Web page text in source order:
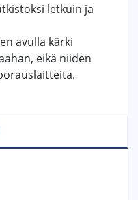
letkuin ja
avulla kärki
eikä niiden